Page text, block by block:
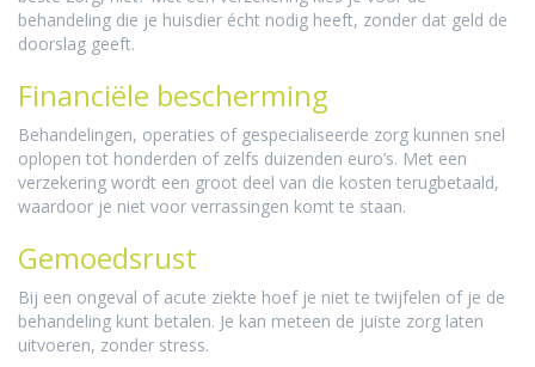
behandeling die je huisdier écht nodig heeft, zonder dat geld de
doorslag geeft.
Financiële bescherming
Behandelingen, operaties of gespecialiseerde zorg kunnen snel
oplopen tot honderden of zelfs duizenden euro’s. Met een
verzekering wordt een groot deel van die kosten terugbetaald,
waardoor je niet voor verrassingen komt te staan.
Gemoedsrust
Bij een ongeval of acute ziekte hoef je niet te twijfelen of je de
behandeling kunt betalen. Je kan meteen de juiste zorg laten
uitvoeren, zonder stress.